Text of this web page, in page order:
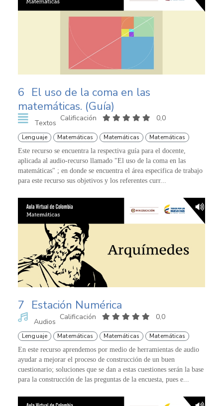
6 El uso de la coma en las
matemáticas. (Guía)
Textos
Calificación 0,0
Lenguaje Matemáticas Matemáticas Matemáticas
Este recurso se encuentra la respectiva guía para el docente,
aplicada al audio-recurso llamado "El uso de la coma en las
matemáticas" ; en donde se encuentra el área especifica de trabajo
para este recurso sus objetivos y los referentes curr...
7 Estación Numérica
Audios
Calificación 0,0
Lenguaje Matemáticas Matemáticas Matemáticas
En este recurso aprendemos por medio de herramientas de audio
ayudar a mejorar el proceso de construcción de un buen
cuestionario; soluciones que se dan a estas cuestiones serán la base
para la construcción de las preguntas de la encuesta, pues e...